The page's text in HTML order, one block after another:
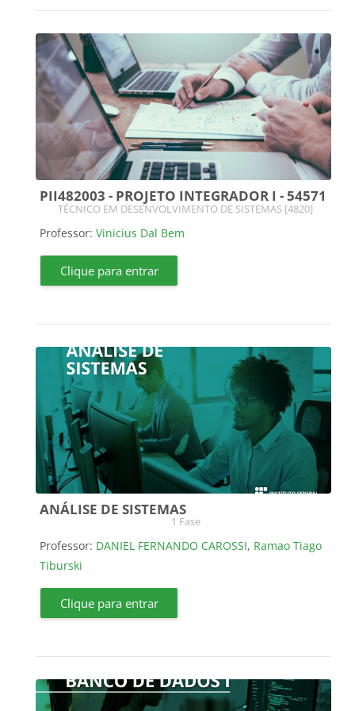
PII482003 - PROJETO INTEGRADOR I - 54571
Categoria do curso
TÉCNICO EM DESENVOLVIMENTO DE SISTEMAS [4820]
Professor: Vinicius Dal Bem
Clique para entrar
ANÁLISE DE SISTEMAS
Categoria do curso
1 Fase
Professor: DANIEL FERNANDO CAROSSI, Ramao Tiago
Tiburski
Clique para entrar